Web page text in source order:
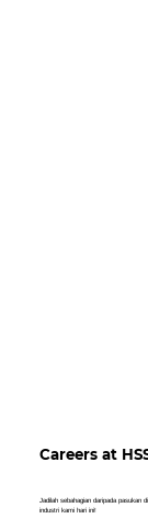
Careers at
Jadilah sebahagian daripada pasukan
industri kami hari ini!